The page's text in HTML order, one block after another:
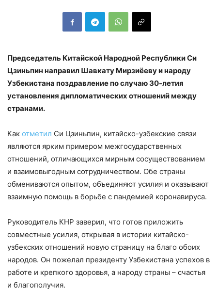
Председатель Китайской Народной Республики Си
Цзиньпин направил Шавкату Мирзиёеву и народу
Узбекистана поздравление по случаю 30-летия
установления дипломатических отношений между
странами.
Как отметил Си Цзиньпин, китайско-узбекские связи
являются ярким примером межгосударственных
отношений, отличающихся мирным сосуществованием
и взаимовыгодным сотрудничеством. Обе страны
обмениваются опытом, объединяют усилия и оказывают
взаимную помощь в борьбе с пандемией коронавируса.
Руководитель КНР заверил, что готов приложить
совместные усилия, открывая в истории китайско-
узбекских отношений новую страницу на благо обоих
народов. Он пожелал президенту Узбекистана успехов в
работе и крепкого здоровья, а народу страны – счастья
и благополучия.